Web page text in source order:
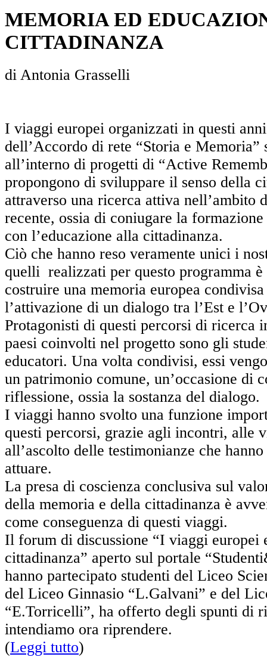
MEMORIA ED
CITTADINANZA
di Antonia Grasselli
I viaggi europei organizzati in questi
dell’Accordo di rete “Storia e Memoria”
all’interno di progetti di “Active
propongono di sviluppare il senso della
attraverso una ricerca attiva nell’ambito
recente, ossia di coniugare la
con l’educazione alla cittadinanza.
Ciò che hanno reso veramente unici i
quelli realizzati per questo programma
costruire una memoria europea
l’attivazione di un dialogo tra l’Est e
Protagonisti di questi percorsi di ricerca
paesi coinvolti nel progetto sono gli
educatori. Una volta condivisi, essi
un patrimonio comune, un’occasione di
riflessione, ossia la sostanza del dialogo.
I viaggi hanno svolto una funzione
questi percorsi, grazie agli incontri, alle
all’ascolto delle testimonianze che
attuare.
La presa di coscienza conclusiva sul
della memoria e della cittadinanza è
come conseguenza di questi viaggi.
Il forum di discussione “I viaggi europei
cittadinanza” aperto sul portale
hanno partecipato studenti del Liceo
del Liceo Ginnasio “L.Galvani” e del
“E.Torricelli”, ha offerto degli spunti di
intendiamo ora riprendere.
(Leggi tutto)